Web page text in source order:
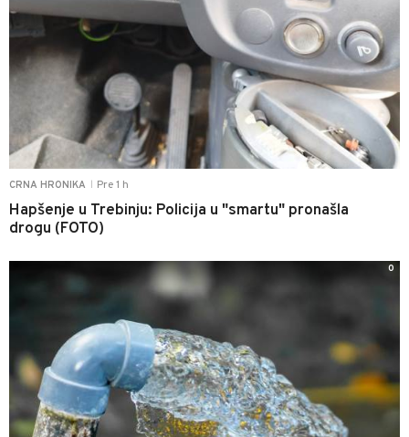
CRNA HRONIKA Pre 1 h
Hapšenje u Trebinju: Policija u "smartu" pronašla
drogu (FOTO)
0